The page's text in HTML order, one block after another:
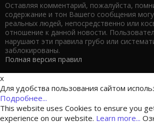
Оставляя комментарий, пожалуйста,
содержание и тон Вашего сообщения
реальных людей, непосредственно или
отношение к данной новости.
нарушают эти правила грубо или
заблокированы.
Полная версия правил
x
Для удобства пользования сайтом
Подробнее...
This website uses Cookies to ensure you
experience on our website. Learn more...